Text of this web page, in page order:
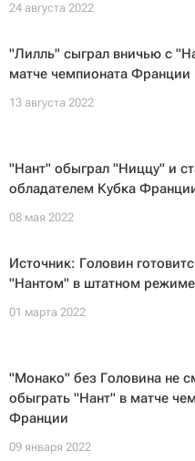
24 августа 2022
"Лилль" сыграл вничью с
матче чемпионата Франции
13 августа 2022
"Нант" обыграл "Ниццу" и
обладателем Кубка
08 мая 2022
Источник: Головин
"Нантом" в штатном режиме
01 марта 2022
"Монако" без Головина не
обыграть "Нант" в матче
Франции
09 января 2022